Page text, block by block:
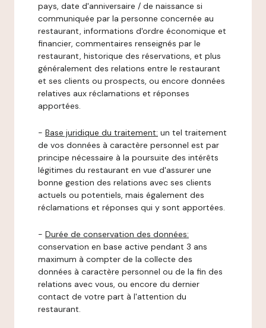
pays, date d'anniversaire / de naissance si
communiquée par la personne concernée au
restaurant, informations d'ordre économique et
financier, commentaires renseignés par le
restaurant, historique des réservations, et plus
généralement des relations entre le restaurant
et ses clients ou prospects, ou encore données
relatives aux réclamations et réponses
apportées.
- Base juridique du traitement: un tel traitement
de vos données à caractère personnel est par
principe nécessaire à la poursuite des intérêts
légitimes du restaurant en vue d'assurer une
bonne gestion des relations avec ses clients
actuels ou potentiels, mais également des
réclamations et réponses qui y sont apportées.
- Durée de conservation des données:
conservation en base active pendant 3 ans
maximum à compter de la collecte des
données à caractère personnel ou de la fin des
relations avec vous, ou encore du dernier
contact de votre part à l'attention du
restaurant.